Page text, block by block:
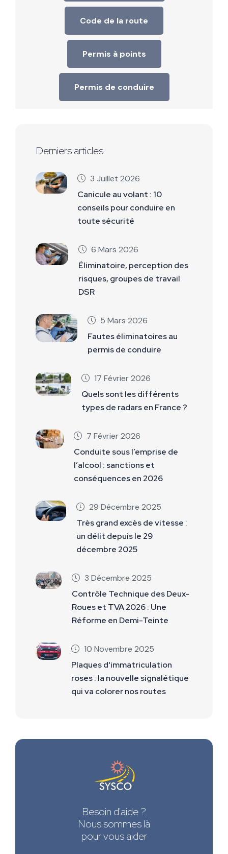
Code de la route
Permis à points
Permis de conduire
Derniers articles
3 Juillet 2026
Canicule au volant : 10
conseils pour conduire en
toute sécurité
6 Mars 2026
Éliminatoire, perception des
risques, groupes de travail
DSR
5 Mars 2026
Fautes éliminatoires au
permis de conduire
17 Février 2026
Quels sont les différents
types de radars en France ?
7 Février 2026
Conduite sous l’emprise de
l’alcool : sanctions et
conséquences en 2026
29 Décembre 2025
Très grand excès de vitesse :
un délit depuis le 29
décembre 2025
3 Décembre 2025
Contrôle Technique des Deux-
Roues et TVA 2026 : Une
Réforme en Demi-Teinte
10 Novembre 2025
Plaques d'immatriculation
roses : la nouvelle signalétique
qui va colorer nos routes
Besoin d'aide ?
Nous sommes là
pour vous aider